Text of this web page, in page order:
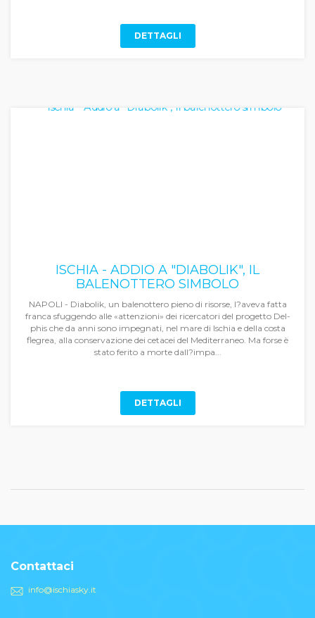
DETTAGLI
ISCHIA - ADDIO A "DIABOLIK", IL
BALENOTTERO SIMBOLO
NAPOLI - Diabolik, un bale­nottero pieno di risorse, l?ave­va fatta
franca sfug­gendo alle «attenzioni» dei ri­cercatori del progetto Del­
phis che da anni sono impe­gnati, nel mare di Ischia e del­la costa
flegrea, alla conser­vazione dei cetacei del Medi­terraneo. Ma forse è
stato ferito a morte dall?impa...
DETTAGLI
Contattaci
info@ischiasky.it